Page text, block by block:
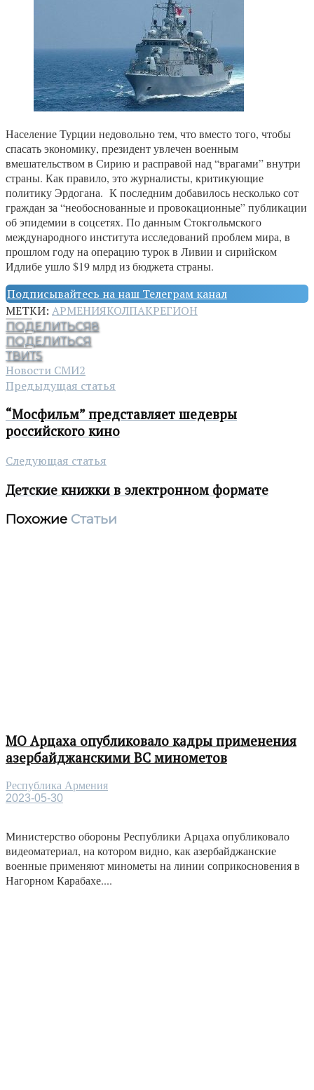
Население Турции недовольно тем, что вместо того, чтобы
спасать экономику, президент увлечен военным
вмешательством в Сирию и расправой над “врагами” внутри
страны. Как правило, это журналисты, критикующие
политику Эрдогана. К последним добавилось несколько сот
граждан за “необоснованные и провокационные” публикации
об эпидемии в соцсетях. По данным Стокгольмского
международного института исследований проблем мира, в
прошлом году на операцию турок в Ливии и сирийском
Идлибе ушло $19 млрд из бюджета страны.
Подписывайтесь на наш Телеграм канал
МЕТКИ: АРМЕНИЯКОЛПАКРЕГИОН
ПОДЕЛИТЬСЯ8
ПОДЕЛИТЬСЯ
ТВИТ5
Новости СМИ2
Предыдущая статья
“Мосфильм” представляет шедевры
российского кино
Следующая статья
Детские книжки в электронном формате
Похожие Статьи
МО Арцаха опубликовало кадры применения
азербайджанскими ВС минометов
Республика Армения
2023-05-30
Министерство обороны Республики Арцаха опубликовало
видеоматериал, на котором видно, как азербайджанские
военные применяют минометы на линии соприкосновения в
Нагорном Карабахе....